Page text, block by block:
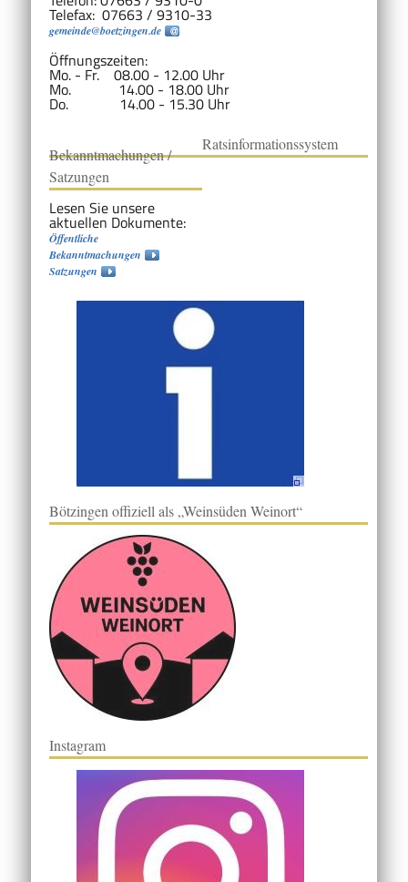
Telefax: 07663 / 9310-33
gemeinde@boetzingen.de
Öffnungszeiten:
Mo. - Fr. 08.00 - 12.00 Uhr
Mo. 14.00 - 18.00 Uhr
Do. 14.00 - 15.30 Uhr
Bekanntmachungen /
Satzungen
Lesen Sie unsere
aktuellen Dokumente:
Öffentliche
Bekanntmachungen
Satzungen
Ratsinformationssystem
Bötzingen offiziell als „Weinsüden Weinort“
Instagram